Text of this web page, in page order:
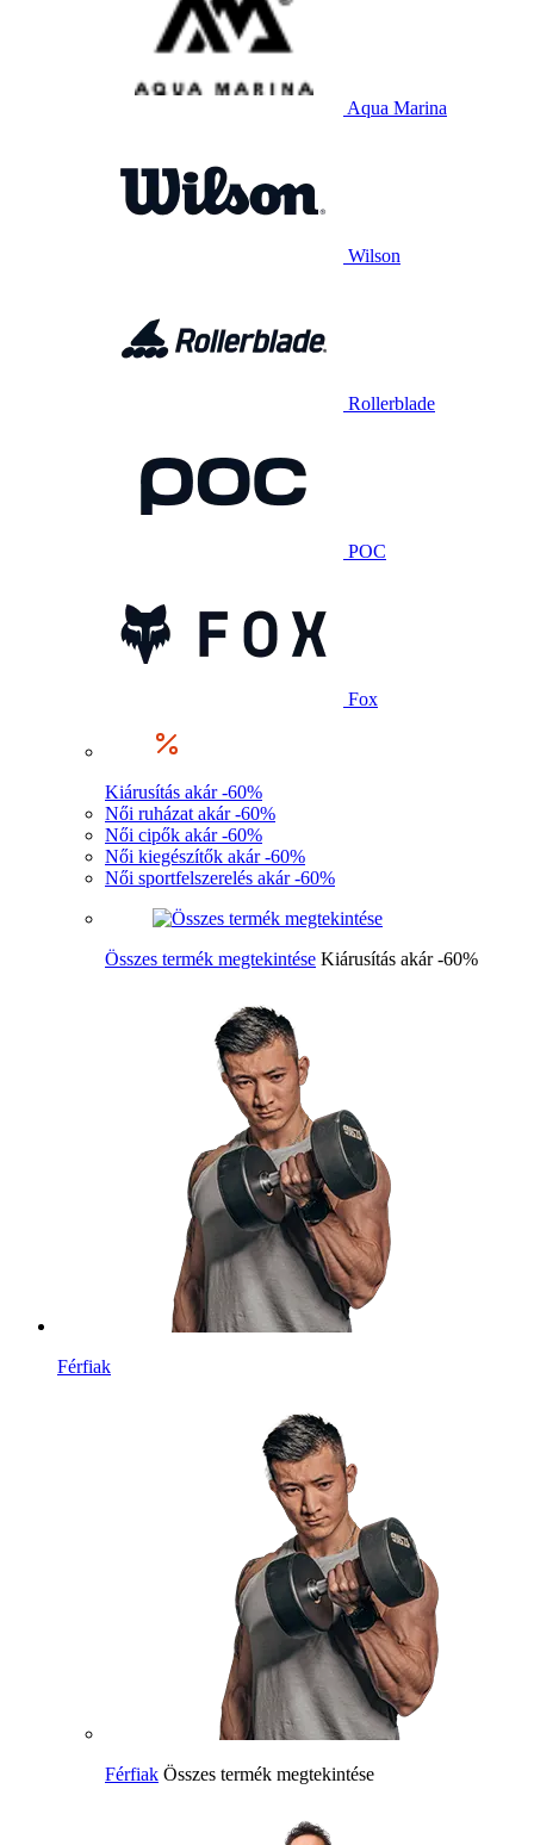
Aqua Marina
Wilson
Rollerblade
POC
Fox
Kiárusítás akár -60%
Női ruházat akár -60%
Női cipők akár -60%
Női kiegészítők akár -60%
Női sportfelszerelés akár -60%
Összes termék megtekintése Kiárusítás akár -60%
Férfiak
Férfiak Összes termék megtekintése